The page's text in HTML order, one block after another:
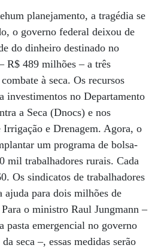
planejamento, a tragédia se
o governo federal deixou de
do dinheiro destinado no
R$ 489 milhões – a três
à seca. Os recursos
investimentos no Departamento
a Seca (Dnocs) e nos
Irrigação e Drenagem. Agora, o
um programa de bolsa-
mil trabalhadores rurais. Cada
Os sindicatos de trabalhadores
para dois milhões de
o ministro Raul Jungmann –
pasta emergencial no governo
seca –, essas medidas serão